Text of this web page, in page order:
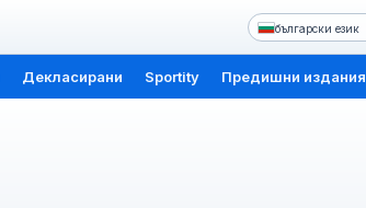
български език
Декласирани Sportity Предишни издания